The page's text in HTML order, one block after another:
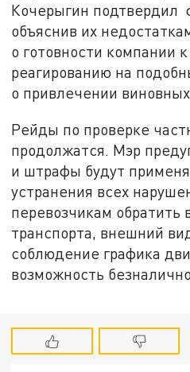
Кочерыгин подтвердил
объяснив их
о готовности компании
реагированию на
о привлечении
Рейды по проверке
продолжатся. Мэр
и штрафы будут
устранения всех
перевозчикам обратить
транспорта, внешний
соблюдение графика
возможность